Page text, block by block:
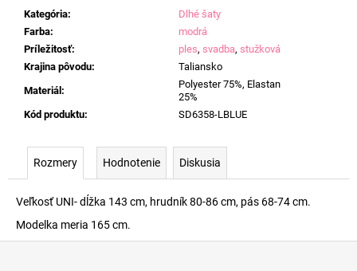
Kategória:
Dlhé šaty
Farba:
modrá
Príležitosť: ples, svadba, stužková
Krajina pôvodu:
Taliansko
Materiál :
Polyester 75%, Elastan
25%
Kód produktu: SD6358-LBLUE
Rozmery Hodnotenie Diskusia
Veľkosť UNI- dĺžka 143 cm, hrudník 80-86 cm, pás 68-74 cm.
Modelka meria 165 cm.